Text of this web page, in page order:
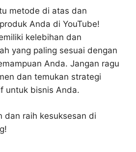
metode di atas dan
Anda di YouTube!
kelebihan dan
yang paling sesuai dengan
Anda. Jangan ragu
dan temukan strategi
untuk bisnis Anda.
dan raih kesuksesan di